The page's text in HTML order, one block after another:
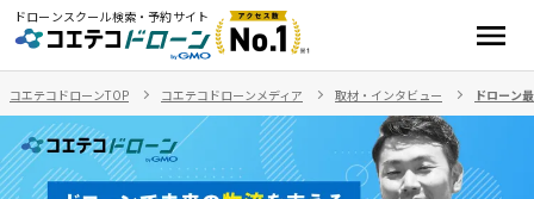
ドローンスクール検索・予約サイト
コエテコドローンTOP コエテコドローンメディア 取材・インタビュー ドローン